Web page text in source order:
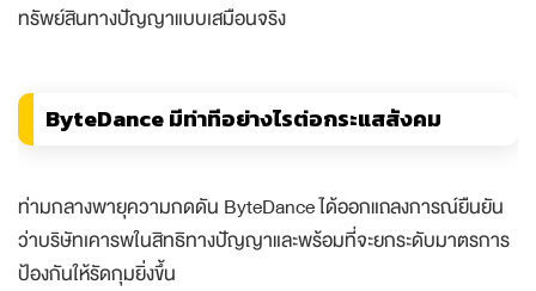
ทรัพย์สินทางปัญญาแบบเสมือนจริง
ByteDance มีท่าทีอย่างไรต่อกระแสสังคม
ท่ามกลางพายุความกดดัน ByteDance ได้ออกแถลงการณ์ยืนยัน
ว่าบริษัทเคารพในสิทธิทางปัญญาและพร้อมที่จะยกระดับมาตรการ
ป้องกันให้รัดกุมยิ่งขึ้น